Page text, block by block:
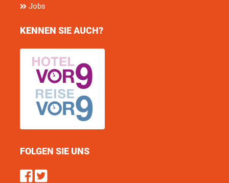
Jobs
KENNEN SIE AUCH?
FOLGEN SIE UNS
Find us on Facebook
Follow us on Twitter